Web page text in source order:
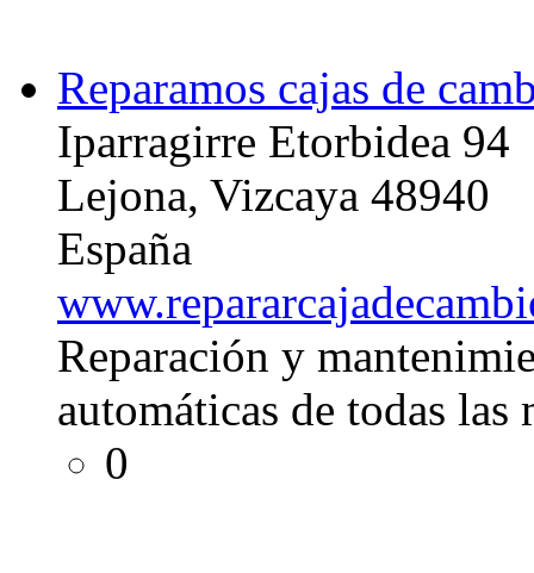
Reparamos cajas de
Iparragirre Etorbidea 94
Lejona, Vizcaya 48940
España
Reparación y
automáticas de todas las
0